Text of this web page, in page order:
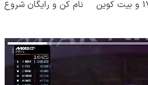
آیفون17 و بیت کوین
نام کن و رایگان شروع